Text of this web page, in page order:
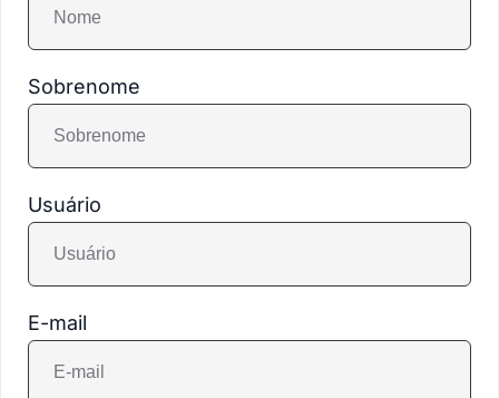
Sobrenome
Usuário
E-mail